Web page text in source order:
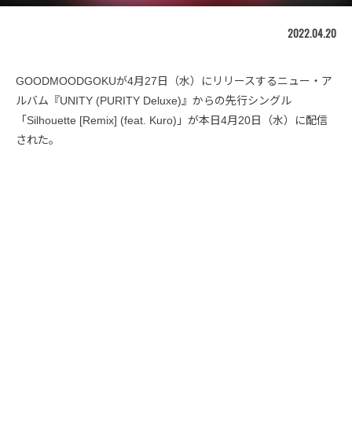
2022.04.20
GOODMOODGOKUが4月27日（水）にリリースするニュー・ア
ルバム『UNITY (PURITY Deluxe)』からの先行シングル
「Silhouette [Remix] (feat. Kuro)」が本日4月20日（水）に配信
された。